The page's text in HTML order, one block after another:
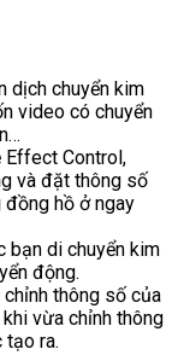
dịch chuyển kim
video có chuyển
Effect Control,
và đặt thông số
hồ ở ngay
bạn di chuyển kim
động.
thông số của
vừa chỉnh thông
ra.